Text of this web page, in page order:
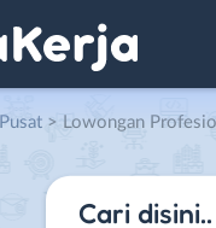
> Lowongan Profesional Nail Artist – Profesional Lash & Brow